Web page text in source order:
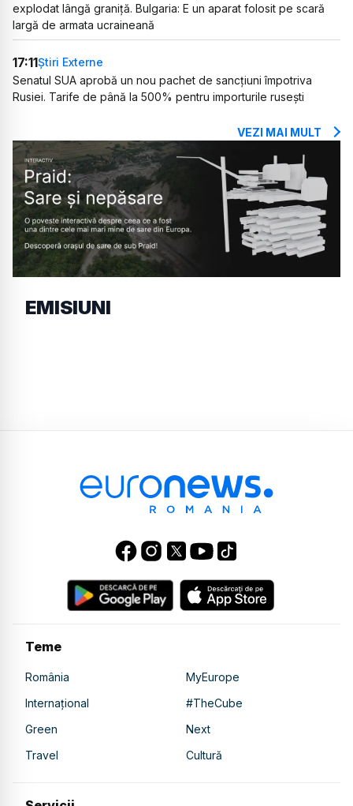
explodat lângă graniță. Bulgaria: E un aparat folosit pe scară
largă de armata ucraineană
17:11Știri Externe
Senatul SUA aprobă un nou pachet de sancțiuni împotriva
Rusiei. Tarife de până la 500% pentru importurile rusești
VEZI MAI MULT
EMISIUNI
Teme
România
MyEurope
Internațional
#TheCube
Green
Next
Travel
Cultură